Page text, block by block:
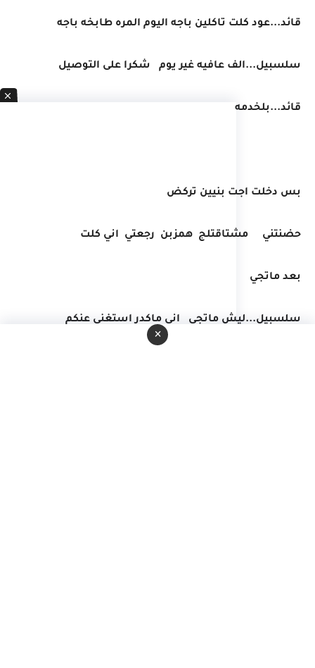
قائد...عود كلت تاكلين باجه اليوم المره طابخه باجه
سلسبيل...الف عافيه غير يوم شكرا على التوصيل
قائد...بلخدمه
بس دخلت اجت بنيين تركض
حضنتني مشتاقتلج همزبن رجعتي اني كلت
بعد ماتجي
سلسبيل...ليش ماتجي اني ماكدر استغني عنكم
×